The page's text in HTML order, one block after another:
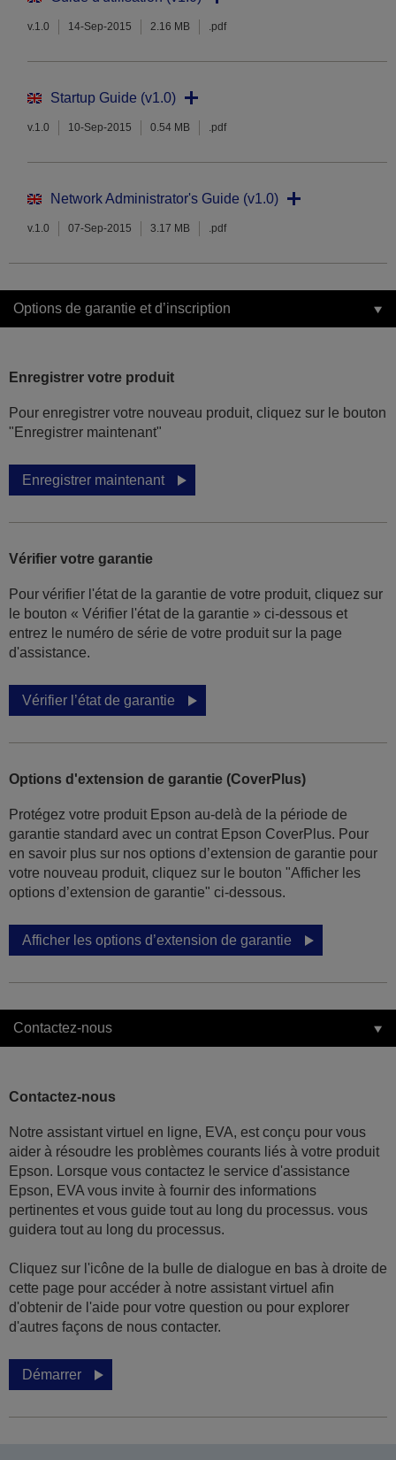
v.1.0 14-Sep-2015 2.16 MB .pdf
Startup Guide (v1.0)
v.1.0 10-Sep-2015 0.54 MB .pdf
Network Administrator's Guide (v1.0)
v.1.0 07-Sep-2015 3.17 MB .pdf
Options de garantie et d’inscription
Enregistrer votre produit
Pour enregistrer votre nouveau produit, cliquez sur le bouton
"Enregistrer maintenant"
Enregistrer maintenant
Vérifier votre garantie
Pour vérifier l'état de la garantie de votre produit, cliquez sur
le bouton « Vérifier l'état de la garantie » ci-dessous et
entrez le numéro de série de votre produit sur la page
d'assistance.
Vérifier l’état de garantie
Options d'extension de garantie (CoverPlus)
Protégez votre produit Epson au-delà de la période de
garantie standard avec un contrat Epson CoverPlus. Pour
en savoir plus sur nos options d’extension de garantie pour
votre nouveau produit, cliquez sur le bouton "Afficher les
options d’extension de garantie" ci-dessous.
Afficher les options d’extension de garantie
Contactez-nous
Contactez-nous
Notre assistant virtuel en ligne, EVA, est conçu pour vous
aider à résoudre les problèmes courants liés à votre produit
Epson. Lorsque vous contactez le service d'assistance
Epson, EVA vous invite à fournir des informations
pertinentes et vous guide tout au long du processus. vous
guidera tout au long du processus.
Cliquez sur l'icône de la bulle de dialogue en bas à droite de
cette page pour accéder à notre assistant virtuel afin
d'obtenir de l'aide pour votre question ou pour explorer
d'autres façons de nous contacter.
Démarrer